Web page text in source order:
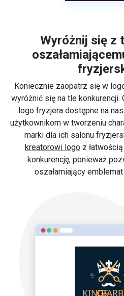
Wyróżnij się z
Koniecznie zaopatrz się w
wyróżnić się na tle konkurencji.
logo fryzjera dostępne na
użytkownikom w tworzeniu
marki dla ich salonu
kreatorowi logoz
konkurencję, ponieważ
oszałamiający